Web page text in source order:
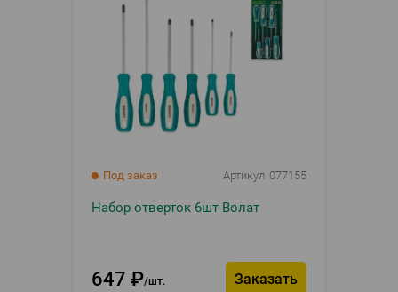
Под заказ Артикул 077155
Набор отверток 6шт Волат
647 ₽ шт. Заказать